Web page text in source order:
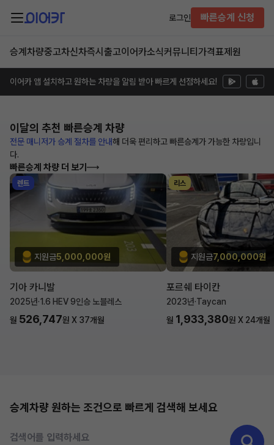
로그인 빠른승계 신청
승계차량중고차신차즉시출고이어카소식커뮤니티 가격표제원
이어카 앱 설치하고 원하는 차량을 알림 받아 빠르게 선점하세요!
이달의 추천 빠른승계 차량
전문 매니저가 승계 절차를 안내해 더욱 편리하고 빠른승계가 가능한 차량입니
다.
빠른승계 차량 더 보기
렌트
지원금5,000,000원
기아 카니발
2025년·1.6 HEV 9인승 노블레스
월 526,747원 X 37개월
리스
지원금7,000,000원
포르쉐 타이칸
2023년·Taycan
월 1,933,380원 X 24개월
승계차량 원하는 조건으로 빠르게 검색해 보세요
검색어를 입력하세요